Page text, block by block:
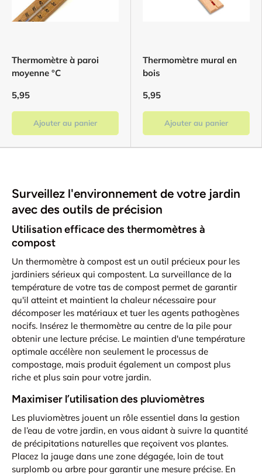
Thermomètre à paroi
moyenne °C
5,95
Ajouter au panier
Thermomètre mural en
bois
5,95
Ajouter au panier
Surveillez l'environnement de votre jardin
avec des outils de précision
Utilisation efficace des thermomètres à
compost
Un thermomètre à compost est un outil précieux pour les
jardiniers sérieux qui compostent. La surveillance de la
température de votre tas de compost permet de garantir
qu'il atteint et maintient la chaleur nécessaire pour
décomposer les matériaux et tuer les agents pathogènes
nocifs. Insérez le thermomètre au centre de la pile pour
obtenir une lecture précise. Le maintien d'une température
optimale accélère non seulement le processus de
compostage, mais produit également un compost plus
riche et plus sain pour votre jardin.
Maximiser l’utilisation des pluviomètres
Les pluviomètres jouent un rôle essentiel dans la gestion
de l’eau de votre jardin, en vous aidant à suivre la quantité
de précipitations naturelles que reçoivent vos plantes.
Placez la jauge dans une zone dégagée, loin de tout
surplomb ou arbre pour garantir une mesure précise. En